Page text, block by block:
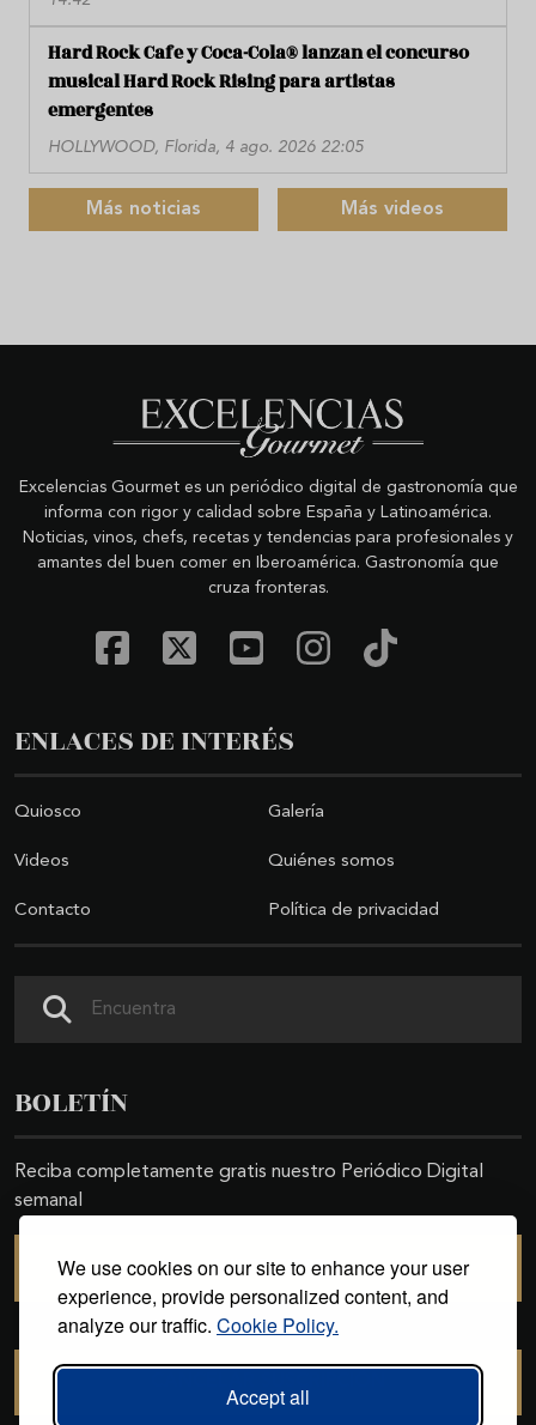
We use cookies on our site to enhance your user
experience, provide personalized content, and
analyze our traffic. Cookie Policy.
Accept all
Hard Rock Cafe y Coca-Cola® lanzan el concurso
musical Hard Rock Rising para artistas
emergentes
HOLLYWOOD, Florida, 4 ago. 2026 22:05
Más noticias Más videos
Excelencias Gourmet es un periódico digital de gastronomía que
informa con rigor y calidad sobre España y Latinoamérica.
Noticias, vinos, chefs, recetas y tendencias para profesionales y
amantes del buen comer en Iberoamérica. Gastronomía que
cruza fronteras.
ENLACES DE INTERÉS
Quiosco Galería
Videos Quiénes somos
Contacto Política de privacidad
BOLETÍN
Reciba completamente gratis nuestro Periódico Digital
semanal
SUSCRIBIRSE